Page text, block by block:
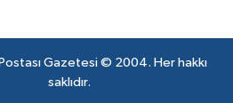
Gazetesi © 2004. Her hakkı
saklıdır.